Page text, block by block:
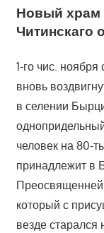
Новый храм
Читинскаго
1-го чис.
вновь
в селении
человек на 80-
принадлежит в
который с
везде старался